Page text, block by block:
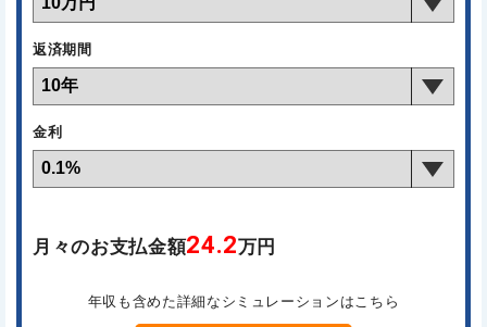
返済期間
金利
月々のお支払金額24.2万円
年収も含めた詳細なシミュレーションはこちら